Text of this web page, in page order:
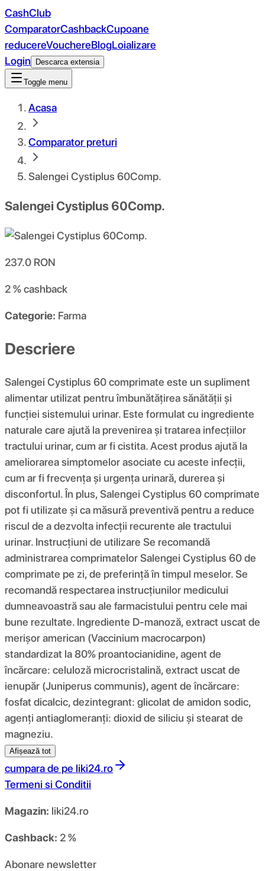
CashClub
ComparatorCashbackCupoane
reducereVouchereBlogLoializare
Login
Descarca extensia
Toggle menu
Acasa
Comparator preturi
Salengei Cystiplus 60Comp.
Salengei Cystiplus 60Comp.
237.0 RON
2 %cashback
Categorie: Farma
Descriere
Salengei Cystiplus 60 comprimate este un supliment
alimentar utilizat pentru îmbunătățirea sănătății și
funcției sistemului urinar. Este formulat cu ingrediente
naturale care ajută la prevenirea și tratarea infecțiilor
tractului urinar, cum ar fi cistita. Acest produs ajută la
ameliorarea simptomelor asociate cu aceste infecții,
cum ar fi frecvența și urgența urinară, durerea și
disconfortul. În plus, Salengei Cystiplus 60 comprimate
pot fi utilizate și ca măsură preventivă pentru a reduce
riscul de a dezvolta infecții recurente ale tractului
urinar. Instrucțiuni de utilizare Se recomandă
administrarea comprimatelor Salengei Cystiplus 60 de
comprimate pe zi, de preferință în timpul meselor. Se
recomandă respectarea instrucțiunilor medicului
dumneavoastră sau ale farmacistului pentru cele mai
bune rezultate. Ingrediente D-manoză, extract uscat de
merișor american (Vaccinium macrocarpon)
standardizat la 80% proantocianidine, agent de
încărcare: celuloză microcristalină, extract uscat de
ienupăr (Juniperus communis), agent de încărcare:
fosfat dicalcic, dezintegrant: glicolat de amidon sodic,
agenți antiaglomeranți: dioxid de siliciu și stearat de
magneziu.
Afișează tot
cumpara de pe liki24.ro
Termeni si Conditii
Magazin: liki24.ro
Cashback: 2 %
Abonare newsletter